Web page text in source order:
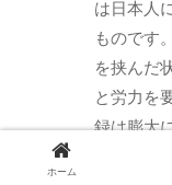
は日本人
ものです
を挟んだ
と労力を
録は膨大
重さの塊
ホーム